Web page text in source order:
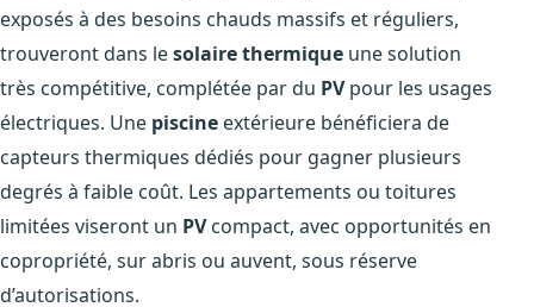
exposés à des besoins chauds massifs et réguliers,
trouveront dans lesolaire thermique une solution
très compétitive, complétée par du PVpour les usages
électriques. Une piscine extérieure bénéficiera de
capteurs thermiques dédiés pour gagner plusieurs
degrés à faible coût. Les appartements ou toitures
limitées viseront un PVcompact, avec opportunités en
copropriété, sur abris ou auvent, sous réserve
d’autorisations.